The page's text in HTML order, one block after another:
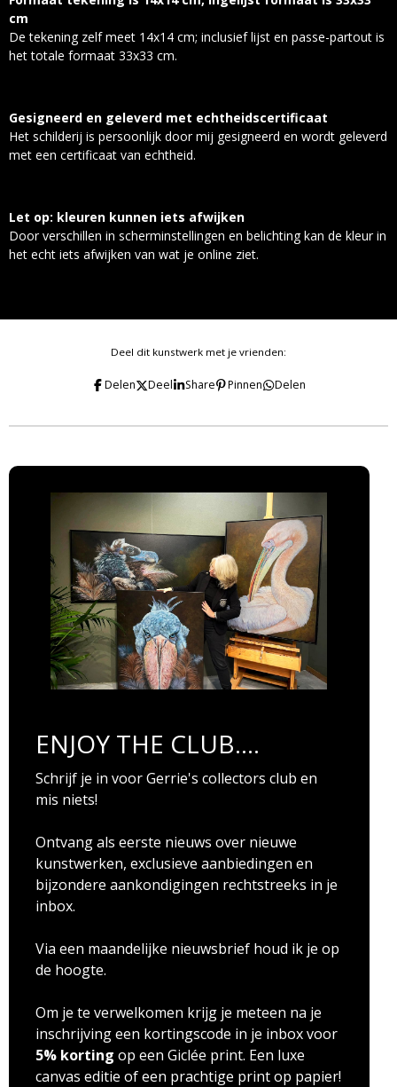
cm
De tekening zelf meet 14x14 cm; inclusief lijst en passe-partout is
het totale formaat 33x33 cm.
Gesigneerd en geleverd met echtheidscertificaat
Het schilderij is persoonlijk door mij gesigneerd en wordt geleverd
met een certificaat van echtheid.
Let op: kleuren kunnen iets afwijken
Door verschillen in scherminstellingen en belichting kan de kleur in
het echt iets afwijken van wat je online ziet.
Deel dit kunstwerk met je vrienden:
Delen Deel Share Pinnen Delen
ENJOY THE CLUB....
Schrijf je in voor Gerrie's collectors club en
mis niets!
Ontvang als eerste nieuws over nieuwe
kunstwerken, exclusieve aanbiedingen en
bijzondere aankondigingen rechtstreeks in je
inbox.
Via een maandelijke nieuwsbrief houd ik je op
de hoogte.
Om je te verwelkomen krijg je meteen na je
inschrijving een kortingscode in je inbox voor
5% korting op een Giclée print. Een luxe
canvas editie of een prachtige print op papier!